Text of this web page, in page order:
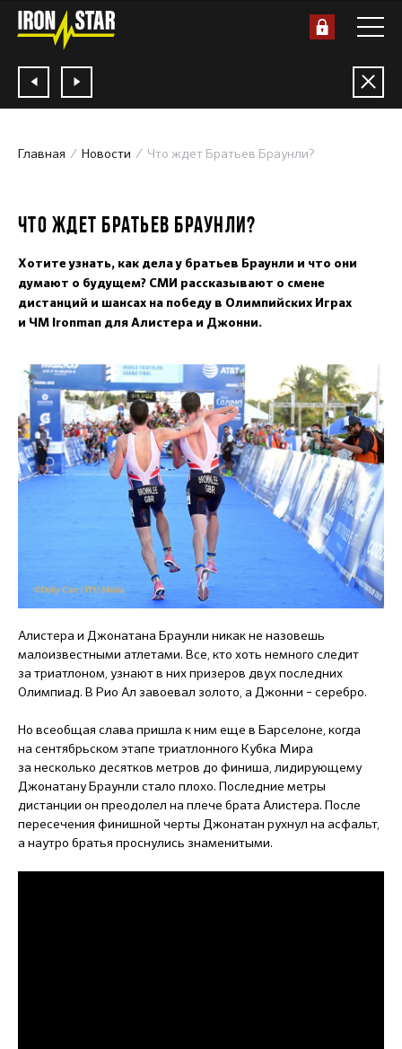
Главная Новости Что ждет Братьев Браунли?
ЧТО ЖДЕТ БРАТЬЕВ БРАУНЛИ?
Хотите узнать, как дела у братьев Браунли и что они
думают о будущем? СМИ рассказывают о смене
дистанций и шансах на победу в Олимпийских Играх
и ЧМ Ironman для Алистера и Джонни.
Алистера и Джонатана Браунли никак не назовешь
малоизвестными атлетами. Все, кто хоть немного следит
за триатлоном, узнают в них призеров двух последних
Олимпиад. В Рио Ал завоевал золото, а Джонни – серебро.
Но всеобщая слава пришла к ним еще в Барселоне, когда
на сентябрьском этапе триатлонного Кубка Мира
за несколько десятков метров до финиша, лидирующему
Джонатану Браунли стало плохо. Последние метры
дистанции он преодолел на плече брата Алистера. После
пересечения финишной черты Джонатан рухнул на асфальт,
а наутро братья проснулись знаменитыми.